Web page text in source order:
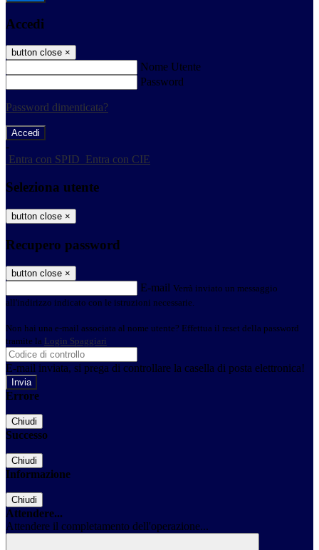
Accedi
button close ×
Nome Utente
Password
Password dimenticata?
-
Entra con SPID Entra con CIE
Seleziona utente
button close ×
Recupero password
button close ×
E-mail Verrà inviato un messaggio
all'indirizzo indicato con le istruzioni necessarie.
Non hai una e-mail associata al nome utente? Effettua il reset della password
tramite la Login Spaggiari
E-mail inviata, si prega di controllare la casella di posta elettronica!
Errore
Chiudi
Successo
Chiudi
Informazione
Chiudi
Attendere...
Attendere il completamento dell'operazione...